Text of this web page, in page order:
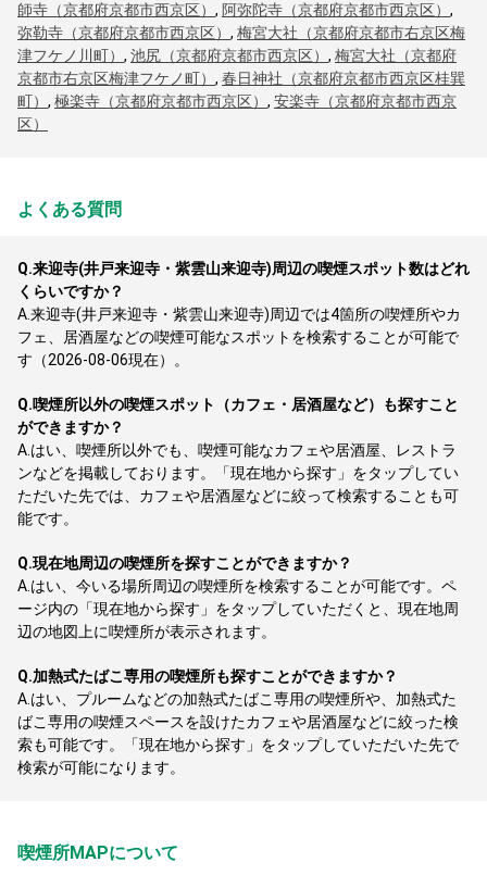
師寺（京都府京都市西京区） , 阿弥陀寺（京都府京都市西京区） ,
弥勒寺（京都府京都市西京区） , 梅宮大社（京都府京都市右京区梅
津フケノ川町） , 池尻（京都府京都市西京区） , 梅宮大社（京都府
京都市右京区梅津フケノ町） , 春日神社（京都府京都市西京区桂巽
町） , 極楽寺（京都府京都市西京区） , 安楽寺（京都府京都市西京
区）
よくある質問
Q.来迎寺(井戸来迎寺・紫雲山来迎寺)周辺の喫煙スポット数はどれ
くらいですか？
A.来迎寺(井戸来迎寺・紫雲山来迎寺)周辺では4箇所の喫煙所やカ
フェ、居酒屋などの喫煙可能なスポットを検索することが可能で
す（2026-08-06現在）。
Q.喫煙所以外の喫煙スポット（カフェ・居酒屋など）も探すこと
ができますか？
A. はい、喫煙所以外でも、喫煙可能なカフェや居酒屋、レストラ
ンなどを掲載しております。「現在地から探す」をタップしてい
ただいた先では、カフェや居酒屋などに絞って検索することも可
能です。
Q.現在地周辺の喫煙所を探すことができますか？
A. はい、今いる場所周辺の喫煙所を検索することが可能です。ペ
ージ内の「現在地から探す」をタップしていただくと、現在地周
辺の地図上に喫煙所が表示されます。
Q.加熱式たばこ専用の喫煙所も探すことができますか？
A. はい、プルームなどの加熱式たばこ専用の喫煙所や、加熱式た
ばこ専用の喫煙スペースを設けたカフェや居酒屋などに絞った検
索も可能です。「現在地から探す」をタップしていただいた先で
検索が可能になります。
喫煙所MAPについて